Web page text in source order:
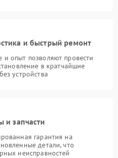
и быстрый ремонт
опыт позволяют провести
в кратчайшие
устройства
и запчасти
гарантия на
детали, что
неисправностей